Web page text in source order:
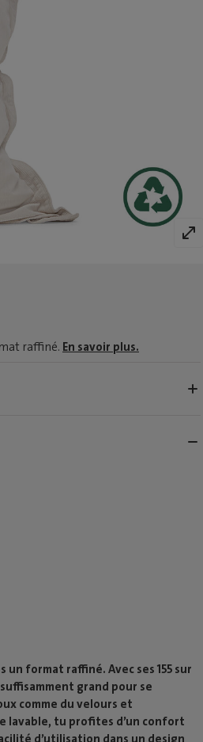
raffiné. En savoir plus.
format raffiné. Avec ses 155 sur
grand pour se
comme du velours et
lavable, tu profites d’un confort
d’utilisation dans un design